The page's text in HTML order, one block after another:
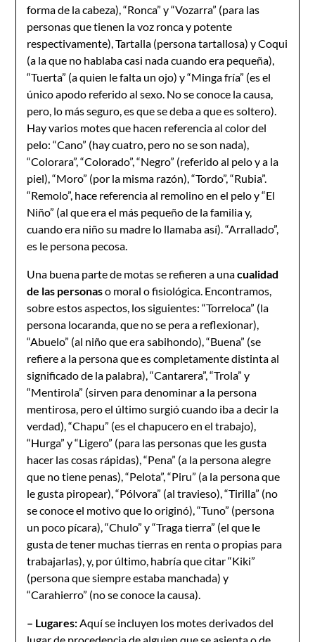
forma de la cabeza), “Ronca” y “Vozarra” (para las
personas que tienen la voz ronca y potente
respectivamente), Tartalla (persona tartallosa) y Coqui
(a la que no hablaba casi nada cuando era pequeña),
“Tuerta” (a quien le falta un ojo) y “Minga fría” (es el
único apodo referido al sexo. No se conoce la causa,
pero, lo más seguro, es que se deba a que es soltero).
Hay varios motes que hacen referencia al color del
pelo: “Cano” (hay cuatro, pero no se son nada),
“Colorara”, “Colorado”, “Negro” (referido al pelo y a la
piel), “Moro” (por la misma razón), “Tordo”, “Rubia”.
“Remolo”, hace referencia al remolino en el pelo y “El
Niño” (al que era el más pequeño de la familia y,
cuando era niño su madre lo llamaba así). “Arrallado”,
es le persona pecosa.
Una buena parte de motas se refieren a unacualidad
de las personaso moral o fisiológica. Encontramos,
sobre estos aspectos, los siguientes: “Torreloca” (la
persona locaranda, que no se pera a reflexionar),
“Abuelo” (al niño que era sabihondo), “Buena” (se
refiere a la persona que es completamente distinta al
significado de la palabra), “Cantarera”, “Trola” y
“Mentirola” (sirven para denominar a la persona
mentirosa, pero el último surgió cuando iba a decir la
verdad), “Chapu” (es el chapucero en el trabajo),
“Hurga” y “Ligero” (para las personas que les gusta
hacer las cosas rápidas), “Pena” (a la persona alegre
que no tiene penas), “Pelota”, “Piru” (a la persona que
le gusta piropear), “Pólvora” (al travieso), “Tirilla” (no
se conoce el motivo que lo originó), “Tuno” (persona
un poco pícara), “Chulo” y “Traga tierra” (el que le
gusta de tener muchas tierras en renta o propias para
trabajarlas), y, por último, habría que citar “Kiki”
(persona que siempre estaba manchada) y
“Carahierro” (no se conoce la causa).
– Lugares:Aquí se incluyen los motes derivados del